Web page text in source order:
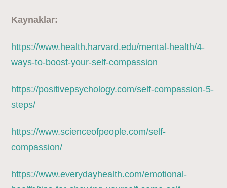
Kaynaklar:
https://www.health.harvard.edu/mental-health/4-
ways-to-boost-your-self-compassion
https://positivepsychology.com/self-compassion-5-
steps/
https://www.scienceofpeople.com/self-
compassion/
https://www.everydayhealth.com/emotional-